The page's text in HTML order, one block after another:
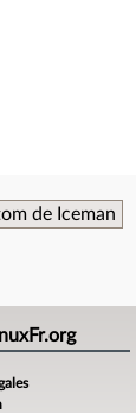
de Iceman